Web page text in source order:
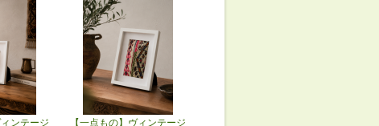
ィンテージ
【一点もの】ヴィンテージ